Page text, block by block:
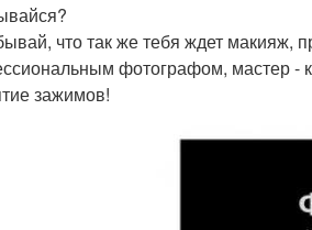
что так же тебя ждет макияж,
фотографом, мастер -
зажимов!